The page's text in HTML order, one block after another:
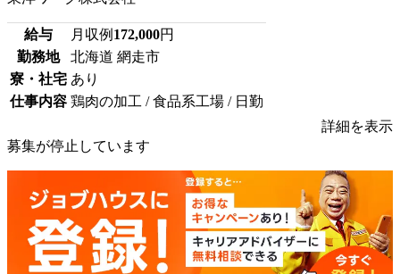
給与 月収例 172,000円
勤務地
北海道 網走市
寮・社宅 あり
仕事内容 鶏肉の加工 / 食品系工場 / 日勤
詳細を表示
募集が停止しています